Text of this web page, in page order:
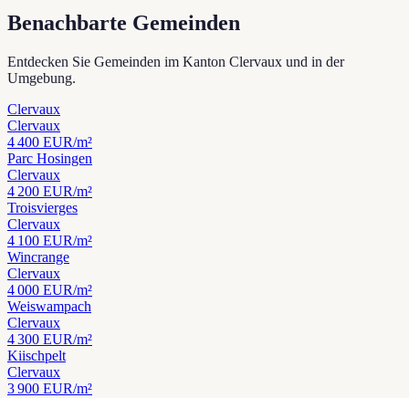
Benachbarte Gemeinden
Entdecken Sie Gemeinden im Kanton Clervaux und in der
Umgebung.
Clervaux
Clervaux
4 400 EUR/m²
Parc Hosingen
Clervaux
4 200 EUR/m²
Troisvierges
Clervaux
4 100 EUR/m²
Wincrange
Clervaux
4 000 EUR/m²
Weiswampach
Clervaux
4 300 EUR/m²
Kiischpelt
Clervaux
3 900 EUR/m²